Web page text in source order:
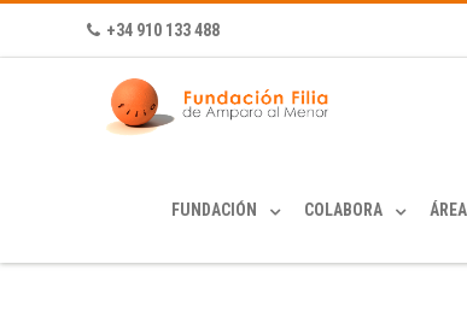
+34 910 133 488
FUNDACIÓN COLABORA